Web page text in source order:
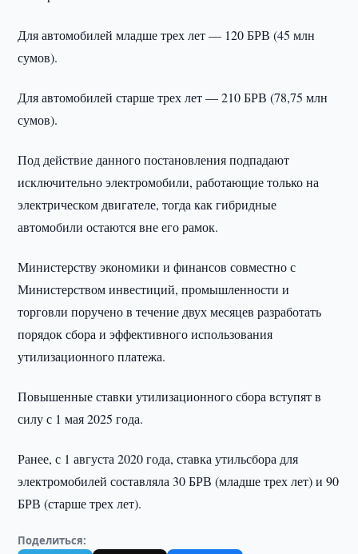
Для автомобилей младше трех лет — 120 БРВ (45 млн
сумов).
Для автомобилей старше трех лет — 210 БРВ (78,75 млн
сумов).
Под действие данного постановления подпадают
исключительно электромобили, работающие только на
электрическом двигателе, тогда как гибридные
автомобили остаются вне его рамок.
Министерству экономики и финансов совместно с
Министерством инвестиций, промышленности и
торговли поручено в течение двух месяцев разработать
порядок сбора и эффективного использования
утилизационного платежа.
Повышенные ставки утилизационного сбора вступят в
силу с 1 мая 2025 года.
Ранее, с 1 августа 2020 года, ставка утильсбора для
электромобилей составляла 30 БРВ (младше трех лет) и 90
БРВ (старше трех лет).
Поделиться: